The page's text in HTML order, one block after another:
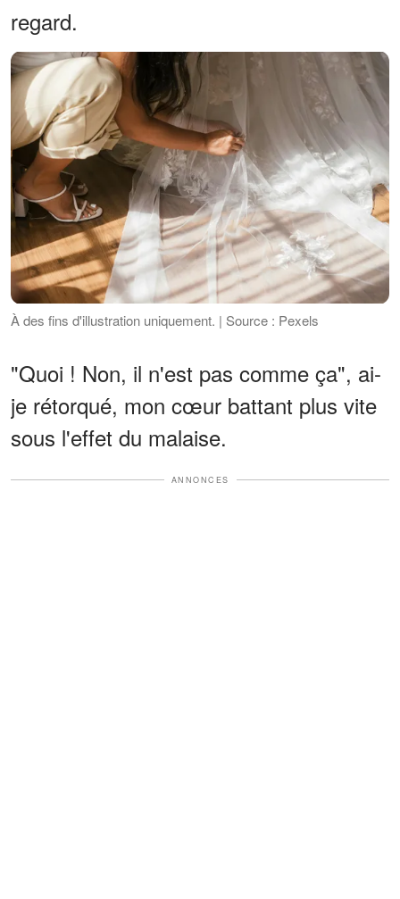
regard.
À des fins d'illustration uniquement. | Source : Pexels
"Quoi ! Non, il n'est pas comme ça", ai-
je rétorqué, mon cœur battant plus vite
sous l'effet du malaise.
ANNONCES